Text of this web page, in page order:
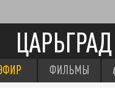
ЦАРЬГРАД
ФИЛЬМЫ